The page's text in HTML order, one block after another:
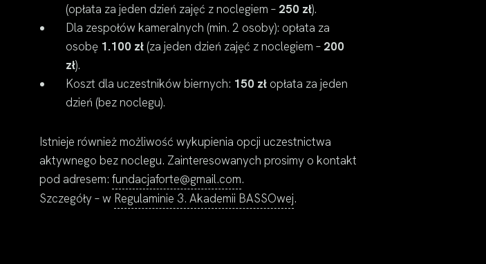
(opłata za jeden dzień zajęć z noclegiem – 250 zł).
Dla zespołów kameralnych (min. 2 osoby): opłata za
osobę 1.100 zł (za jeden dzień zajęć z noclegiem – 200
zł).
Koszt dla uczestników biernych: 150 zł opłata za jeden
dzień (bez noclegu).
Istnieje również możliwość wykupienia opcji uczestnictwa
aktywnego bez noclegu. Zainteresowanych prosimy o kontakt
pod adresem:fundacjaforte@gmail.com.
Szczegóły – w Regulaminie 3. Akademii BASSOwej.